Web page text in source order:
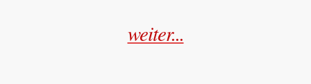
weiter...